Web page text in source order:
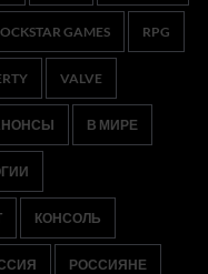
GAMES RPG
VALVE
В МИРЕ
КОНСОЛЬ
РОССИЯНЕ